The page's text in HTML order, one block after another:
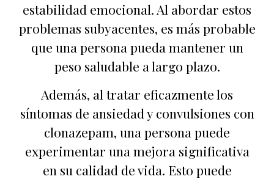
estabilidad emocional. Al abordar estos
problemas subyacentes, es más probable
que una persona pueda mantener un
peso saludable a largo plazo.
Además, al tratar eficazmente los
síntomas de ansiedad y convulsiones con
clonazepam, una persona puede
experimentar una mejora significativa
en su calidad de vida. Esto puede